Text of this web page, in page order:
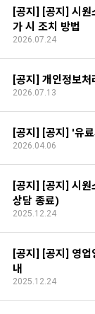
[공지] [공지] 시
가 시 조치 방법
2026.07.24
[공지] 개인정보처
2026.07.13
[공지] [공지] '유
2026.04.06
[공지] [공지] 시원
상담 종료)
2025.12.24
[공지] [공지] 영업
내
2025.12.24